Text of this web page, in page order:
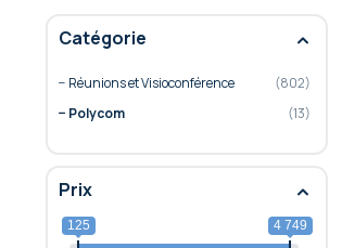
Catégorie
Réunions et Visioconférence
802
Polycom
13
Prix
125 4 749